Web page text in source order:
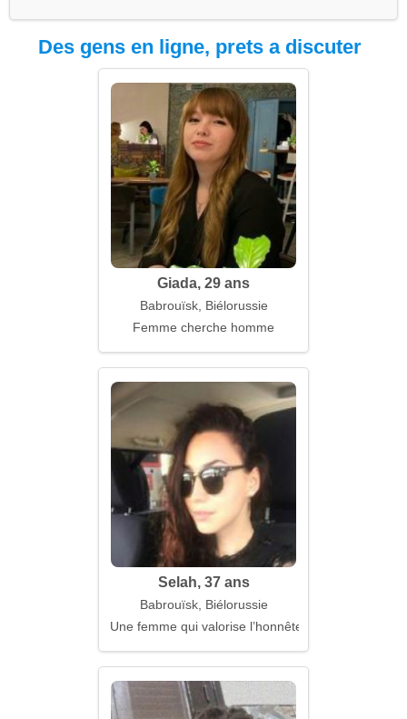
Des gens en ligne, prets a discuter
Giada, 29 ans
Babrouïsk, Biélorussie
Femme cherche homme
Selah, 37 ans
Babrouïsk, Biélorussie
Une femme qui valorise l’honnêteté et la chaleur